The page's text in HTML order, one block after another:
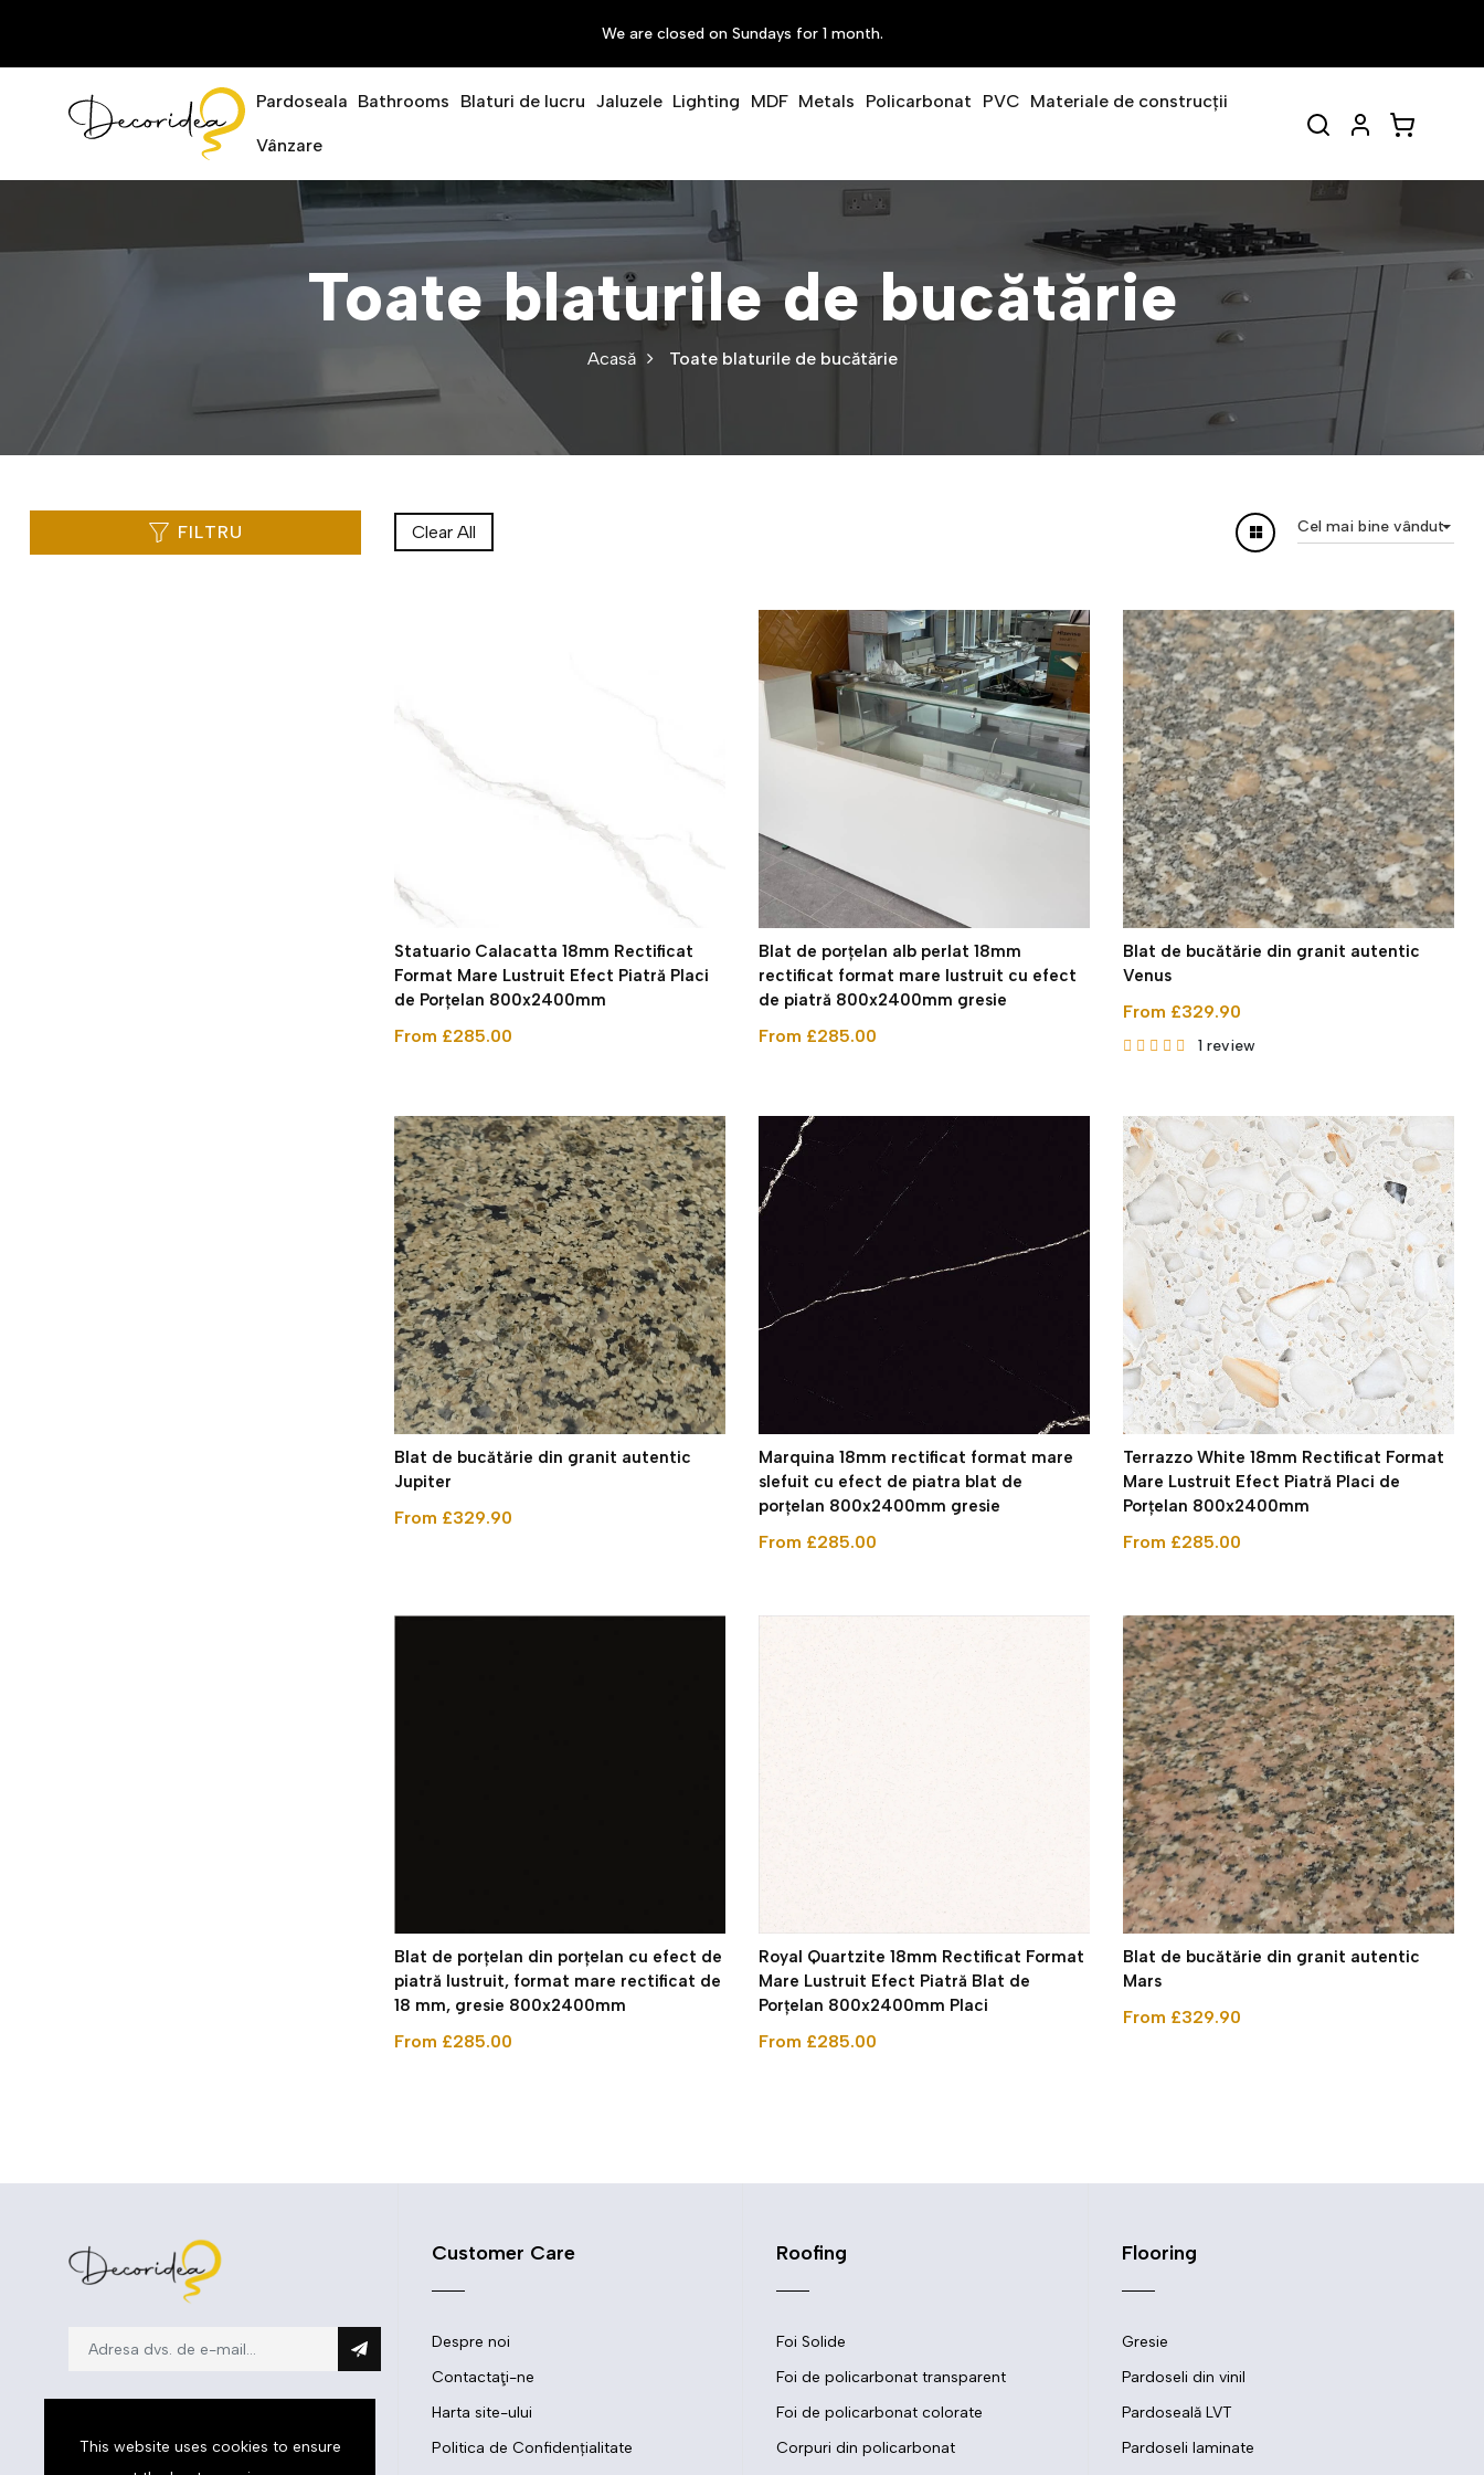
We are closed on Sundays for 1 month.
Pardoseala Bathrooms Blaturi de lucru Jaluzele Lighting MDF Metals Policarbonat PVC Materiale de construcții
Vânzare
Toate blaturile de bucătărie
Acasă Toate blaturile de bucătărie
FILTRU Clear All Cel mai bine vândut
Statuario Calacatta 18mm Rectificat
Format Mare Lustruit Efect Piatră Placi
de Porțelan 800x2400mm
From £285.00
Blat de porțelan alb perlat 18mm
rectificat format mare lustruit cu efect
de piatră 800x2400mm gresie
From £285.00
Blat de bucătărie din granit autentic
Venus
From £329.90
1 review
Blat de bucătărie din granit autentic
Jupiter
From £329.90
Marquina 18mm rectificat format mare
slefuit cu efect de piatra blat de
porțelan 800x2400mm gresie
From £285.00
Terrazzo White 18mm Rectificat Format
Mare Lustruit Efect Piatră Placi de
Porțelan 800x2400mm
From £285.00
Blat de porțelan din porțelan cu efect de
piatră lustruit, format mare rectificat de
18 mm, gresie 800x2400mm
From £285.00
Royal Quartzite 18mm Rectificat Format
Mare Lustruit Efect Piatră Blat de
Porțelan 800x2400mm Placi
From £285.00
Blat de bucătărie din granit autentic
Mars
From £329.90
Customer Care
Despre noi
Contactaţi-ne
Harta site-ului
Politica de Confidențialitate
Roofing
Foi Solide
Foi de policarbonat transparent
Foi de policarbonat colorate
Corpuri din policarbonat
Flooring
Gresie
Pardoseli din vinil
Pardoseală LVT
Pardoseli laminate
This website uses cookies to ensure